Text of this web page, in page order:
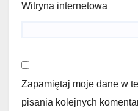
Witryna internetowa
Zapamiętaj moje dane w
pisania kolejnych